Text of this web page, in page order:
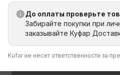
До оплаты проверьте
Забирайте покупки при
заказывайте Куфар
Kufar не несет ответственности за